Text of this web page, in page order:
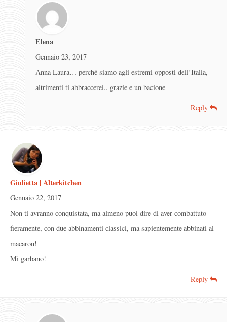
Elena
Gennaio 23, 2017
Anna Laura… perché siamo agli estremi opposti dell’Italia,
altrimenti ti abbraccerei.. grazie e un bacione
Reply
Giulietta | Alterkitchen
Gennaio 22, 2017
Non ti avranno conquistata, ma almeno puoi dire di aver combattuto
fieramente, con due abbinamenti classici, ma sapientemente abbinati al
macaron!
Mi garbano!
Reply